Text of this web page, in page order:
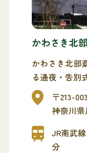
かわさき北
かわさき北部
る通夜・告別
れている葬儀
川崎市民の方
追加料金0円
〒213-
神奈川
JR南武
分